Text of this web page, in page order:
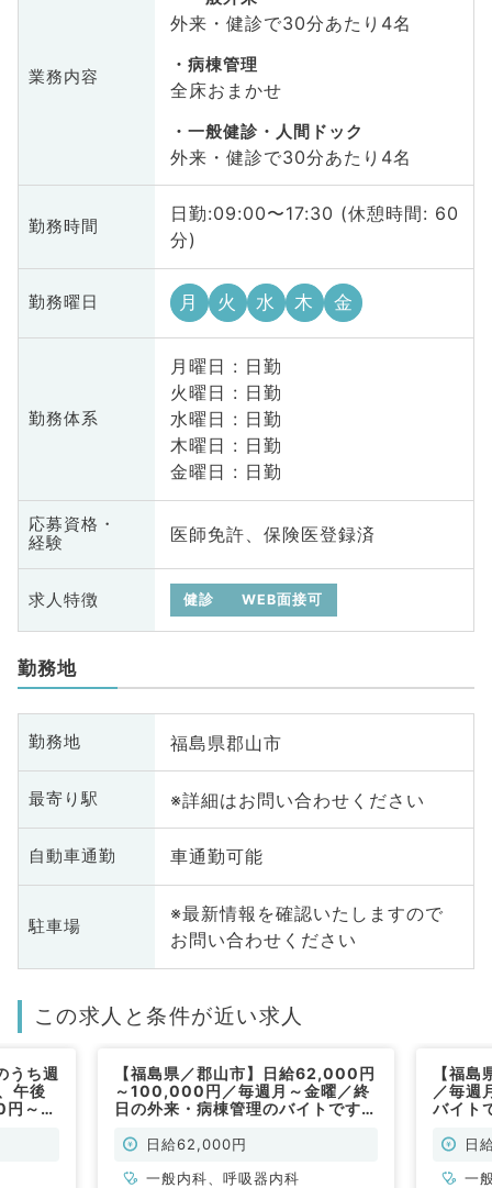
業務内容
外来・健診で30分あたり4名
病棟管理
全床おまかせ
一般健診・人間ドック
外来・健診で30分あたり4名
勤務時間
日勤:09:00〜17:30 (休憩時間: 60
分)
勤務曜日 月 火 水 木 金
勤務体系
月曜日 : 日勤
火曜日 : 日勤
水曜日 : 日勤
木曜日 : 日勤
金曜日 : 日勤
応募資格・
経験
医師免許、保険医登録済
求人特徴 健診 WEB面接可
勤務地
勤務地 福島県郡山市
最寄り駅 ※詳細はお問い合わせください
自動車通勤 車通勤可能
駐車場
※最新情報を確認いたしますので
お問い合わせください
この求人と条件が近い求人
うち週
午後
～／
【福島県／郡山市】日給62,000円
～100,000円／毎週月～金曜／終
日の外来・病棟管理のバイトです！
科・呼吸器内科／非常勤）
日給62,000円
一般内科、呼吸器内科
【福
／毎週
バイト
勤） 日
一